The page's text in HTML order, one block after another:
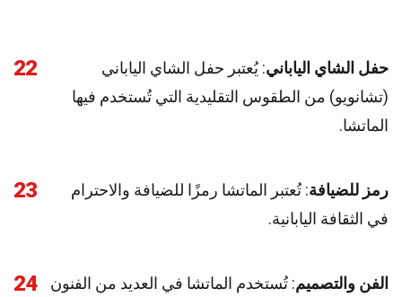
22 حفل الشاي الياباني: يُعتبر حفل الشاي الياباني
(تشانويو) من الطقوس التقليدية التي تُستخدم فيها
الماتشا.
23 رمز للضيافة: تُعتبر الماتشا رمزًا للضيافة والاحترام
في الثقافة اليابانية.
24 الفن والتصميم: تُستخدم الماتشا في العديد من الفنون